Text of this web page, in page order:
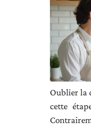
Oublier la
cette